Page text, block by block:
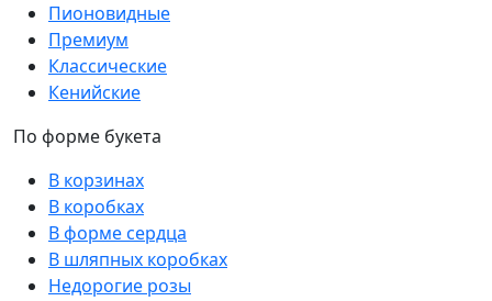
Пионовидные
Премиум
Классические
Кенийские
По форме букета
В корзинах
В коробках
В форме сердца
В шляпных коробках
Недорогие розы